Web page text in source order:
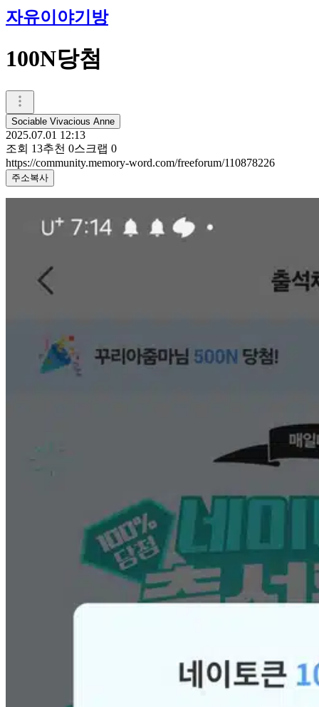
자유이야기방
100N당첨
Sociable Vivacious Anne
2025.07.01 12:13
조회 13추천 0스크랩 0
https://community.memory-word.com/freeforum/110878226
주소복사